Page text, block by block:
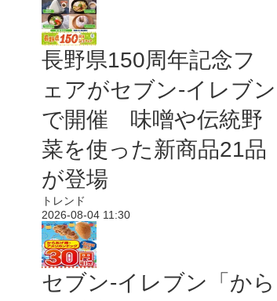
長野県150周年記念フ
ェアがセブン-イレブン
で開催 味噌や伝統野
菜を使った新商品21品
が登場
トレンド
2026-08-04 11:30
セブン‐イレブン「から